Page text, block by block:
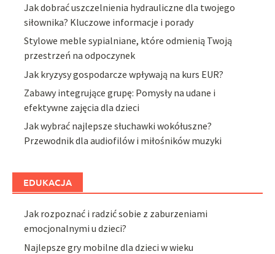
Jak dobrać uszczelnienia hydrauliczne dla twojego
siłownika? Kluczowe informacje i porady
Stylowe meble sypialniane, które odmienią Twoją
przestrzeń na odpoczynek
Jak kryzysy gospodarcze wpływają na kurs EUR?
Zabawy integrujące grupę: Pomysły na udane i
efektywne zajęcia dla dzieci
Jak wybrać najlepsze słuchawki wokółuszne?
Przewodnik dla audiofilów i miłośników muzyki
EDUKACJA
Jak rozpoznać i radzić sobie z zaburzeniami
emocjonalnymi u dzieci?
Najlepsze gry mobilne dla dzieci w wieku